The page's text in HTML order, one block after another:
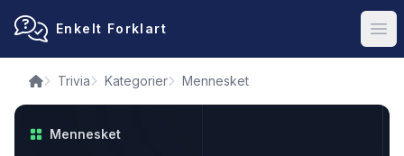
Enkelt Forklart
Trivia Kategorier Mennesket
Mennesket